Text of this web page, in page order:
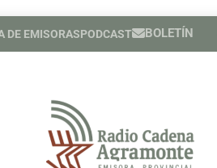
DE EMISORASPODCAST BOLETÍN